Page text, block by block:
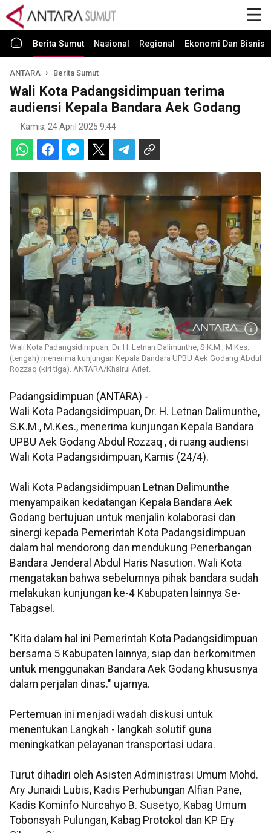
Berita Sumut Nasional Regional Ekonomi Dan Bisnis
ANTARA Berita Sumut
Wali Kota Padangsidimpuan terima
audiensi Kepala Bandara Aek Godang
Kamis, 24 April 2025 9:44
Wali Kota Padangsidimpuan, Dr. H. Letnan Dalimunthe, S.K.M., M.Kes.
(tengah) menerima kunjungan Kepala Bandara UPBU Aek Godang Abdul
Rozzaq (kiri tiga). ANTARA/Khairul Arief.
Padangsidimpuan (ANTARA) -
Wali Kota Padangsidimpuan, Dr. H. Letnan Dalimunthe,
S.K.M., M.Kes., menerima kunjungan Kepala Bandara
UPBU Aek Godang Abdul Rozzaq , di ruang audiensi
Wali Kota Padangsidimpuan, Kamis (24/4).
Wali Kota Padangsidimpuan Letnan Dalimunthe
menyampaikan kedatangan Kepala Bandara Aek
Godang bertujuan untuk menjalin kolaborasi dan
sinergi kepada Pemerintah Kota Padangsidimpuan
dalam hal mendorong dan mendukung Penerbangan
Bandara Jenderal Abdul Haris Nasution. Wali Kota
mengatakan bahwa sebelumnya pihak bandara sudah
melakukan kunjungan ke-4 Kabupaten lainnya Se-
Tabagsel.
"Kita dalam hal ini Pemerintah Kota Padangsidimpuan
bersama 5 Kabupaten lainnya, siap dan berkomitmen
untuk menggunakan Bandara Aek Godang khususnya
dalam perjalan dinas." ujarnya.
Pertemuan ini menjadi wadah diskusi untuk
menentukan Langkah - langkah solutif guna
meningkatkan pelayanan transportasi udara.
Turut dihadiri oleh Asisten Administrasi Umum Mohd.
Ary Junaidi Lubis, Kadis Perhubungan Alfian Pane,
Kadis Kominfo Nurcahyo B. Susetyo, Kabag Umum
Tobonsyah Pulungan, Kabag Protokol dan KP Ery